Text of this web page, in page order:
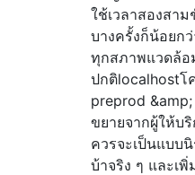
ใช้เวลาสองสา
บางครั้งก็น้อยก
ทุกสภาพแวดล้อ
ปกติlocalhostโ
preprod
ขยายจากผู้ให้บ
ควรจะเป็นแบบ
บ้าจริง ๆ และเ